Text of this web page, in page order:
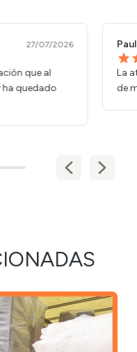
27/07/2026
que al
quedado
La
de